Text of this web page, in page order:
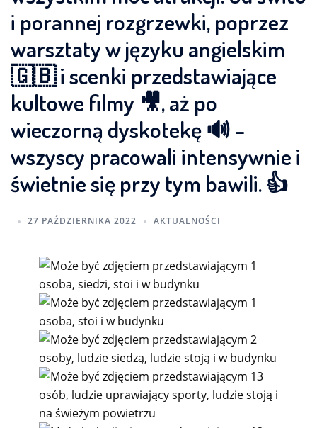
i porannej rozgrzewki, poprzez
warsztaty w języku angielskim
🇬🇧 i scenki przedstawiające
kultowe filmy 🎥, aż po
wieczorną dyskotekę 🔊 –
wszyscy pracowali intensywnie i
świetnie się przy tym bawili. 👍
27 PAŹDZIERNIKA 2022 AKTUALNOŚCI